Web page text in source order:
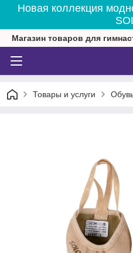
Новая коллекция
Магазин товаров для
Товары и услуги